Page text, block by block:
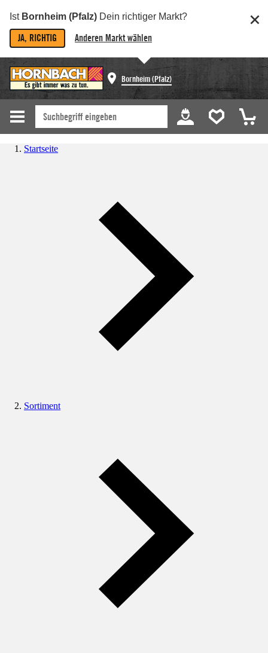
Ist Bornheim (Pfalz) Dein richtiger Markt?
JA, RICHTIG Anderen Markt wählen
Bornheim (Pfalz)
Startseite
Sortiment